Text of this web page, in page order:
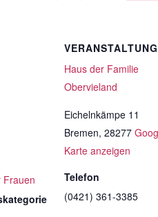
Frauen
Haus der Familie
Obervieland
Eichelnkämpe 11
Bremen, 28277
Karte anzeigen
Telefon
(0421) 361-3385